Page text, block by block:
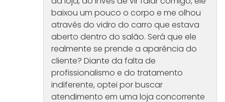
baixou um pouco o corpo e me olhou
através do vidro do carro que estava
aberto dentro do salão. Será que ele
realmente se prende a aparência do
cliente? Diante da falta de
profissionalismo e do tratamento
indiferente, optei por buscar
atendimento em uma loja concorrente